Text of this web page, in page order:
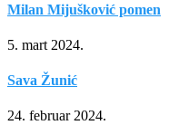
Milan Mijušković pomen
5. mart 2024.
Sava Žunić
24. februar 2024.